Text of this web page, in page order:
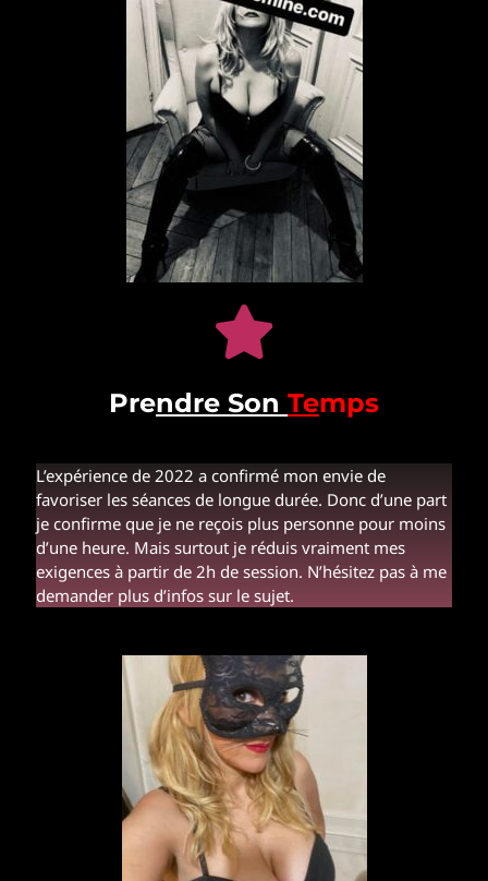
Prendre Son Temps
L’expérience de 2022 a confirmé mon envie de
favoriser les séances de longue durée. Donc d’une part
je confirme que je ne reçois plus personne pour moins
d’une heure. Mais surtout je réduis vraiment mes
exigences à partir de 2h de session. N’hésitez pas à me
demander plus d’infos sur le sujet.